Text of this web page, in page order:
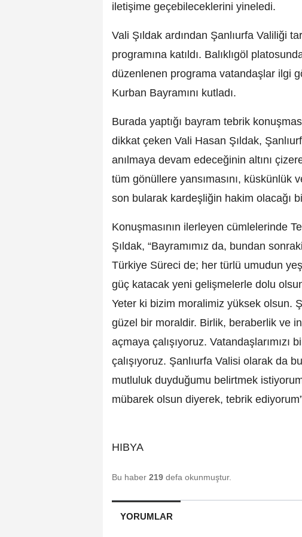
iletişime geçebileceklerini yineledi.
Vali Şıldak ardından Şanlıurfa Valiliği
programına katıldı. Balıklıgöl
düzenlenen programa vatandaşlar ilgi
Kurban Bayramını kutladı.
Burada yaptığı bayram tebrik
dikkat çeken Vali Hasan Şıldak,
anılmaya devam edeceğinin altını
tüm gönüllere yansımasını, küskünlük
son bularak kardeşliğin hakim olacağı
Konuşmasının ilerleyen cümlelerinde
Şıldak, “Bayramımız da, bundan
Türkiye Süreci de; her türlü umudun
güç katacak yeni gelişmelerle dolu
Yeter ki bizim moralimiz yüksek olsun.
güzel bir moraldir. Birlik, beraberlik ve
açmaya çalışıyoruz.
çalışıyoruz. Şanlıurfa Valisi olarak da
mutluluk duyduğumu belirtmek
mübarek olsun diyerek, tebrik
HIBYA
Bu haber 219 defa okunmuştur.
YORUMLAR